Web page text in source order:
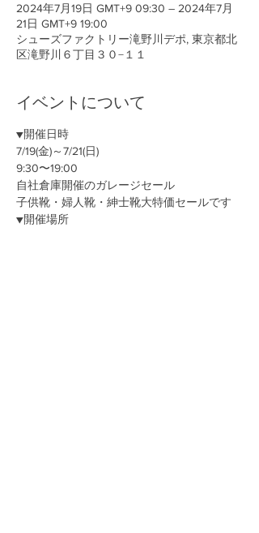
2024年7月19日 GMT+9 09:30 – 2024年7月
21日 GMT+9 19:00
シューズファクトリー滝野川デポ, 東京都北
区滝野川６丁目３０−１１
イベントについて
▼開催日時
7/19(金)～7/21(日)
9:30〜19:00​
自社倉庫開催のガレージセール
子供靴・婦人靴・紳士靴大特価セールです
▼開催場所